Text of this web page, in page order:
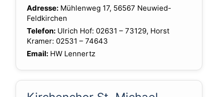
Adresse: Mühlenweg 17, 56567 Neuwied-
Feldkirchen
Telefon: Ulrich Hof: 02631 – 73129, Horst
Kramer: 02531 – 74643
Email: HW Lennertz